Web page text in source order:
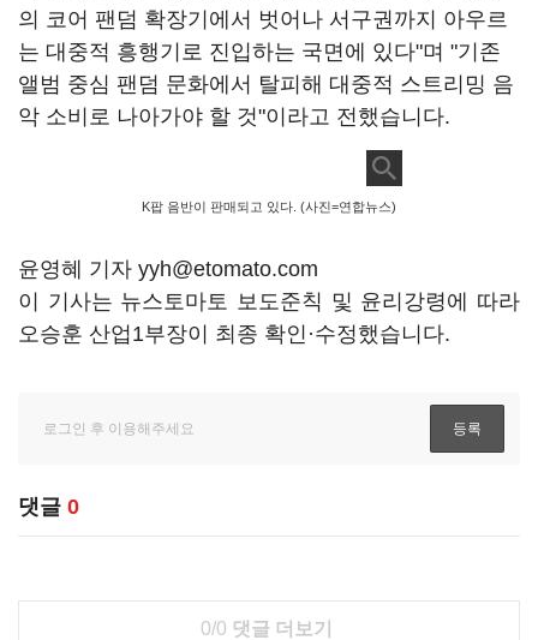
의 코어 팬덤 확장기에서 벗어나 서구권까지 아우르
는 대중적 흥행기로 진입하는 국면에 있다"며 "기존
앨범 중심 팬덤 문화에서 탈피해 대중적 스트리밍 음
악 소비로 나아가야 할 것"이라고 전했습니다.
K팝 음반이 판매되고 있다. (사진=연합뉴스)
윤영혜 기자 yyh@etomato.com
이 기사는 뉴스토마토 보도준칙 및 윤리강령에 따라
오승훈 산업1부장이 최종 확인·수정했습니다.
댓글 0
0/0 댓글 더보기